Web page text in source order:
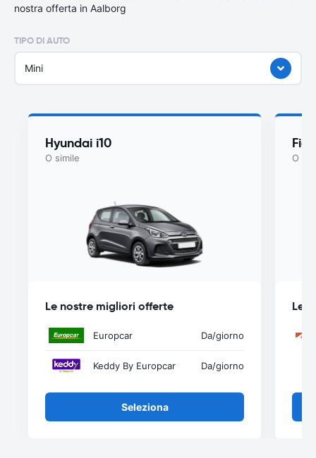
nostra offerta in Aalborg
TIPO DI AUTO
Mini
Hyundai i10
O simile
Le nostre migliori offerte
Europcar Da/giorno
Keddy By Europcar Da/giorno
Seleziona
O
Le